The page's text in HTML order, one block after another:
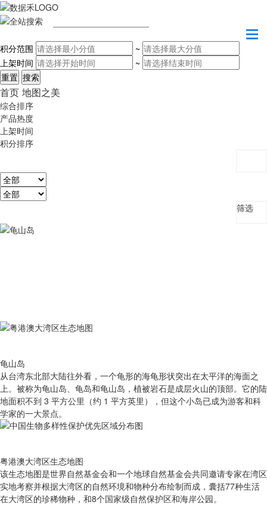
积分范围
~
上架时间
~
首页 地图之美
综合排序
产品热度
上架时间
积分排序
筛选
龟山岛
从台湾东北部大陆往外看，一个龟形的海龟形状突出在太平洋的海面之
上。被称为龟山岛、龟岛和龟山岛，植被岩石是成层火山的顶部。它的陆
地面积不到 3 平方公里（约 1 平方英里），但这个小岛已成为游客和科
学家的一大景点。
粤港澳大湾区生态地图
该生态地图是世界自然基金会和一个地球自然基金会共同邀请专家在湾区
实地考察并根据大湾区的自然环境和物种分布绘制而成，囊括77种生活
在大湾区的珍稀物种，和8个国家级自然保护区和海岸公园。